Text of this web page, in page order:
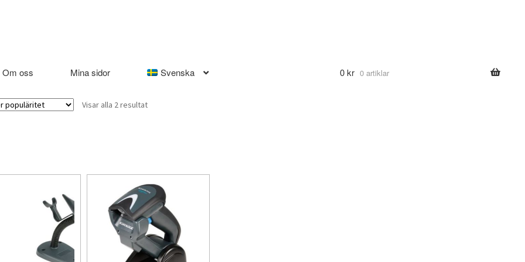
Om oss Mina sidor Svenska 0kr 0 artiklar
Visar alla 2 resultatSortera